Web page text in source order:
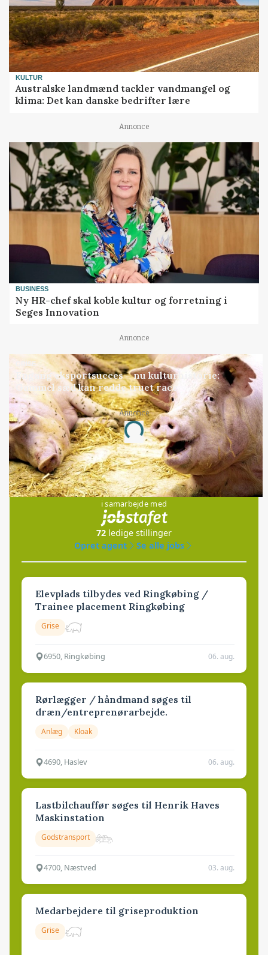
KULTUR
Australske landmænd tackler vandmangel og
klima: Det kan danske bedrifter lære
Annonce
BUSINESS
Ny HR-chef skal koble kultur og forretning i
Seges Innovation
Annonce
GRISE
Engang eksportsucces – nu kulturhistorie:
Gammel sæd kan redde truet race
Annonce
Loading...
Jobs
i samarbejde med
72 ledige stillinger
Opret agent
Se alle jobs
Elevplads tilbydes ved Ringkøbing /
Trainee placement Ringkøbing
Grise
6950, Ringkøbing 06. aug.
Rørlægger / håndmand søges til
dræn/entreprenørarbejde.
Anlæg Kloak
4690, Haslev 06. aug.
Lastbilchauffør søges til Henrik Haves
Maskinstation
Godstransport
4700, Næstved 03. aug.
Medarbejdere til griseproduktion
Grise